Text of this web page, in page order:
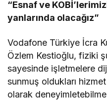
“Esnaf ve
yanlarında olacağız”
Vodafone Türkiye İcra
Özlem Kestioğlu, fiziki
sayesinde işletmelere
sunmuş oldukları
olarak deneyimletebilme